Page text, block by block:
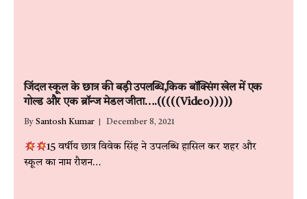
जिंदल स्कूल के छात्र की बड़ी उपलब्धि,किक बॉक्सिंग खेल में एक
गोल्ड और एक ब्रॉन्ज मेडल जीता….(((((Video)))))
By Santosh Kumar December 8, 2021
15 वर्षीय छात्र विवेक सिंह ने उपलब्धि हासिल कर शहर और
स्कूल का नाम रौशन…